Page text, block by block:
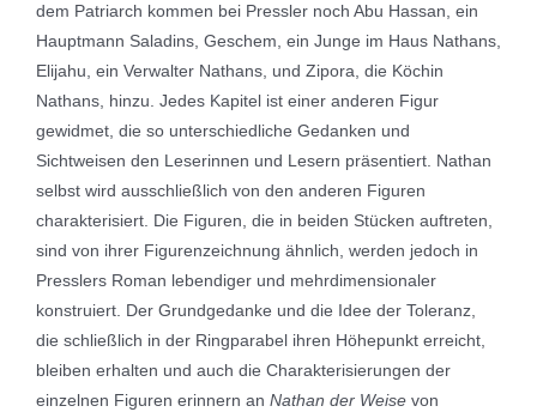
dem Patriarch kommen bei Pressler noch Abu Hassan, ein
Hauptmann Saladins, Geschem, ein Junge im Haus Nathans,
Elijahu, ein Verwalter Nathans, und Zipora, die Köchin
Nathans, hinzu. Jedes Kapitel ist einer anderen Figur
gewidmet, die so unterschiedliche Gedanken und
Sichtweisen den Leserinnen und Lesern präsentiert. Nathan
selbst wird ausschließlich von den anderen Figuren
charakterisiert. Die Figuren, die in beiden Stücken auftreten,
sind von ihrer Figurenzeichnung ähnlich, werden jedoch in
Presslers Roman lebendiger und mehrdimensionaler
konstruiert. Der Grundgedanke und die Idee der Toleranz,
die schließlich in der Ringparabel ihren Höhepunkt erreicht,
bleiben erhalten und auch die Charakterisierungen der
einzelnen Figuren erinnern an Nathan der Weise von